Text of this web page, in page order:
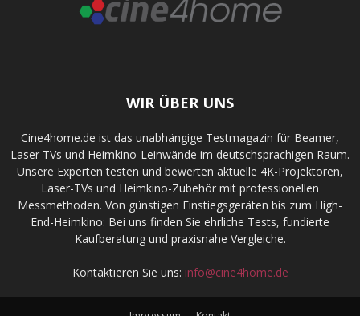
WIR ÜBER UNS
Cine4home.de ist das unabhängige Testmagazin für Beamer,
Laser TVs und Heimkino-Leinwände im deutschsprachigen Raum.
Unsere Experten testen und bewerten aktuelle 4K-Projektoren,
Laser-TVs und Heimkino-Zubehör mit professionellen
Messmethoden. Von günstigen Einstiegsgeräten bis zum High-
End-Heimkino: Bei uns finden Sie ehrliche Tests, fundierte
Kaufberatung und praxisnahe Vergleiche.
Kontaktieren Sie uns: info@cine4home.de